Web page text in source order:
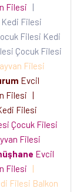
Filesi
|
Filesi
Filesi Kedi
Çocuk Filesi
Filesi
Evcil
Filesi |
Filesi
Çocuk Filesi
Filesi
Evcil
Filesi
|
Filesi Balkon